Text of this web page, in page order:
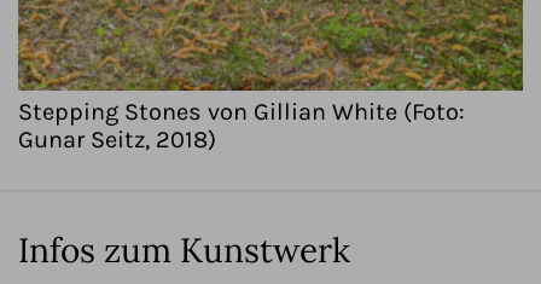
Stepping Stones von Gillian White (Foto:
Gunar Seitz, 2018)
Infos zum Kunstwerk